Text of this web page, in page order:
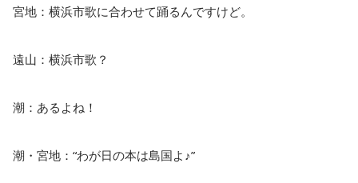
宮地：横浜市歌に合わせて踊るんですけど。
遠山：横浜市歌？
潮：あるよね！
潮・宮地：“わが日の本は島国よ♪”